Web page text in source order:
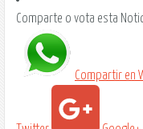
Comparte o vota esta
Compartir en